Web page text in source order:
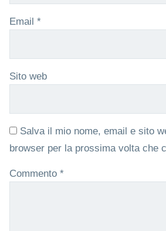
Email *
Sito web
Salva il mio nome, email e sito
browser per la prossima volta che
Commento *